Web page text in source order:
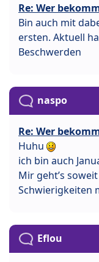
Re: Wer
Bin auch mit
ersten. Aktuell
Beschwerden
naspo
Re: Wer
Huhu
ich bin auch
Mir geht’s
Schwierigkeiten
Eflou